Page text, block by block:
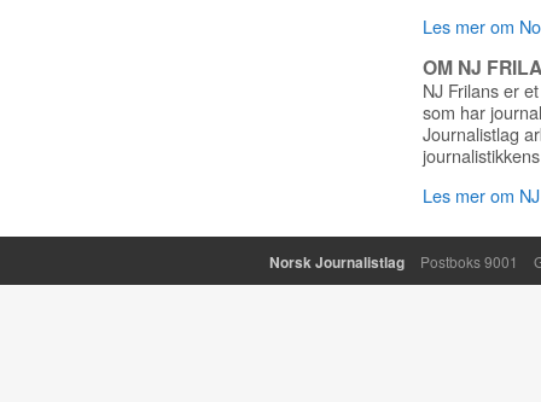
Les mer om
OM NJ
NJ Frilans er
som har
Journalistlag
Les mer om
Norsk Journalistlag Postboks 9001